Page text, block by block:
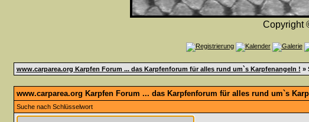
Copyright
www.carparea.org Karpfen Forum ... das Karpfenforum für alles rund um`s Karpfenangeln ! »
www.carparea.org Karpfen Forum ... das Karpfenforum für alles rund um`s
Suche nach Schlüsselwort